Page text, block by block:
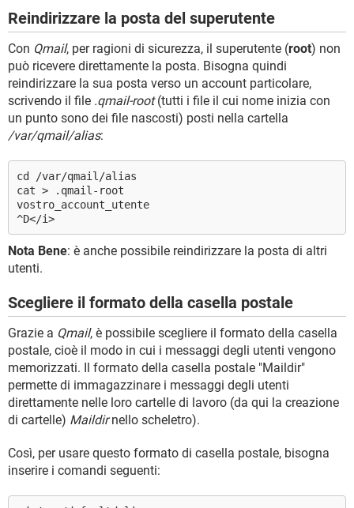
Reindirizzare la posta del superutente
Con Qmail, per ragioni di sicurezza, il superutente (root) non
può ricevere direttamente la posta. Bisogna quindi
reindirizzare la sua posta verso un account particolare,
scrivendo il file .qmail-root(tutti i file il cui nome inizia con
un punto sono dei file nascosti) posti nella cartella
/var/qmail/alias:
cd /var/qmail/alias
cat > .qmail-root
vostro_account_utente
^D</i>
Nota Bene: è anche possibile reindirizzare la posta di altri
utenti.
Scegliere il formato della casella postale
Grazie a Qmail, è possibile scegliere il formato della casella
postale, cioè il modo in cui i messaggi degli utenti vengono
memorizzati. Il formato della casella postale "Maildir"
permette di immagazzinare i messaggi degli utenti
direttamente nelle loro cartelle di lavoro (da qui la creazione
di cartelle) Maildirnello scheletro).
Così, per usare questo formato di casella postale, bisogna
inserire i comandi seguenti: